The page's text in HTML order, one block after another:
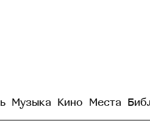
Музыка Кино Места